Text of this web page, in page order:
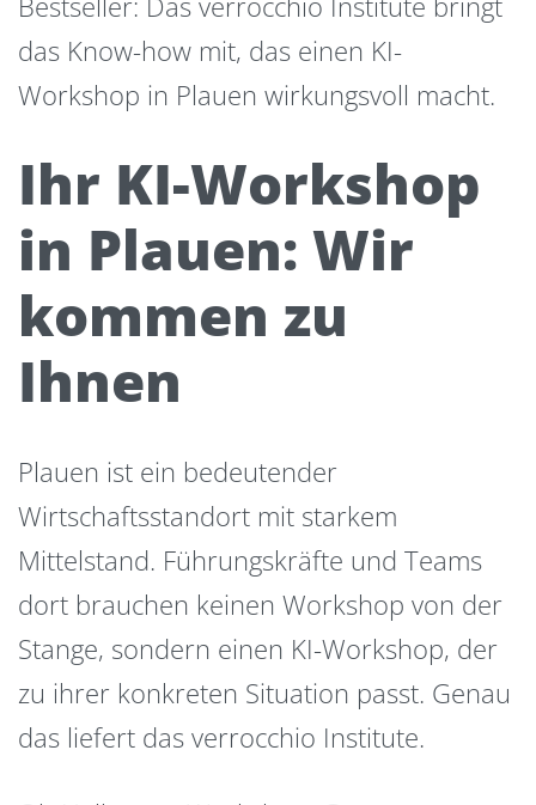
das Know-how mit, das einen KI-
Workshop in Plauen wirkungsvoll macht.
Ihr KI-Workshop
in Plauen: Wir
kommen zu
Ihnen
Plauen ist ein bedeutender
Wirtschaftsstandort mit starkem
Mittelstand. Führungskräfte und Teams
dort brauchen keinen Workshop von der
Stange, sondern einen KI-Workshop, der
zu ihrer konkreten Situation passt. Genau
das liefert das verrocchio Institute.